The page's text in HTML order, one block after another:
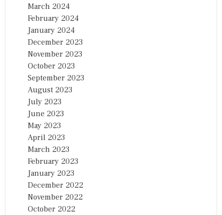
March 2024
February 2024
January 2024
December 2023
November 2023
October 2023
September 2023
August 2023
July 2023
June 2023
May 2023
April 2023
March 2023
February 2023
January 2023
December 2022
November 2022
October 2022